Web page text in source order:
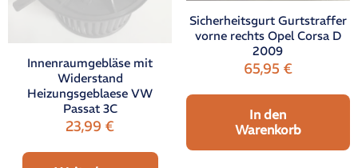
Innenraumgebläse mit
Widerstand
Heizungsgeblaese VW
Passat 3C
23,99€
Sicherheitsgurt Gurtstraffer
vorne rechts Opel Corsa D
2009
65,95 €
In den
Warenkorb